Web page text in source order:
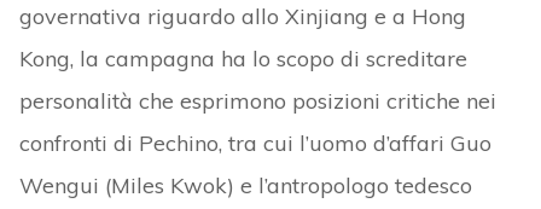
governativa riguardo allo Xinjiang e a Hong
Kong, la campagna ha lo scopo di screditare
personalità che esprimono posizioni critiche nei
confronti di Pechino, tra cui l’uomo d’affari Guo
Wengui (Miles Kwok) e l’antropologo tedesco